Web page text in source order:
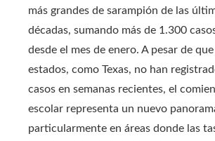
más grandes de sarampión de las
décadas, sumando más de 1.300
desde el mes de enero. A pesar de
estados, como Texas, no han
casos en semanas recientes, el
escolar representa un nuevo
particularmente en áreas donde las